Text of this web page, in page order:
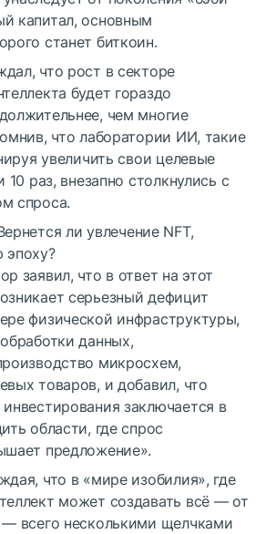
капитал, основным
станет биткоин.
что рост в секторе
будет гораздо
чем многие
что лаборатории ИИ, такие
увеличить свои целевые
10 раз, внезапно столкнулись с
спроса.
ли увлечение NFT,
эпоху?
заявил, что в ответ на этот
серьезный дефицит
физической инфраструктуры,
данных,
микросхем,
товаров, и добавил, что
заключается в
области, где спрос
предложение».
что в «мире изобилия», где
может создавать всё — от
всего несколькими щелчками